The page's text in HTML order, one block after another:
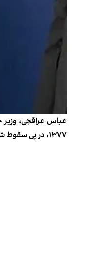
عباس عراقچی، وزیر
۱۳۷۷، در پی سقوط شهر مزار شریف به‌دست طالبان، هشت دیپلومات و یک خبرنگار ایرانی در قنسولگری جمهوری اسلامی کشته شدند.